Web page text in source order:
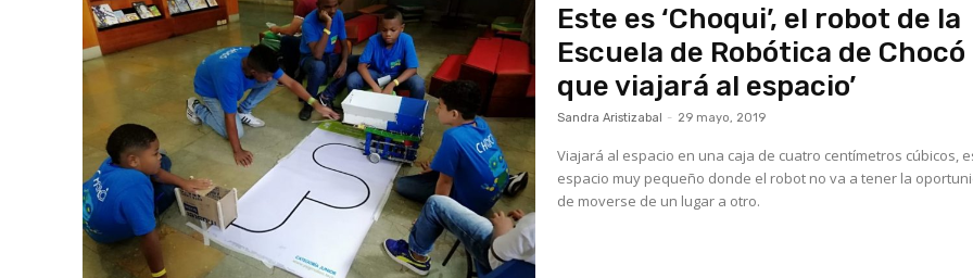
Este es ‘Choqui’, el robot de la
Escuela de Robótica de Chocó
que viajará al espacio’
Sandra Aristizabal - 29 mayo, 2019
Viajará al espacio en una caja de cuatro centímetros cúbicos,
espacio muy pequeño donde el robot no va a tener la
de moverse de un lugar a otro.